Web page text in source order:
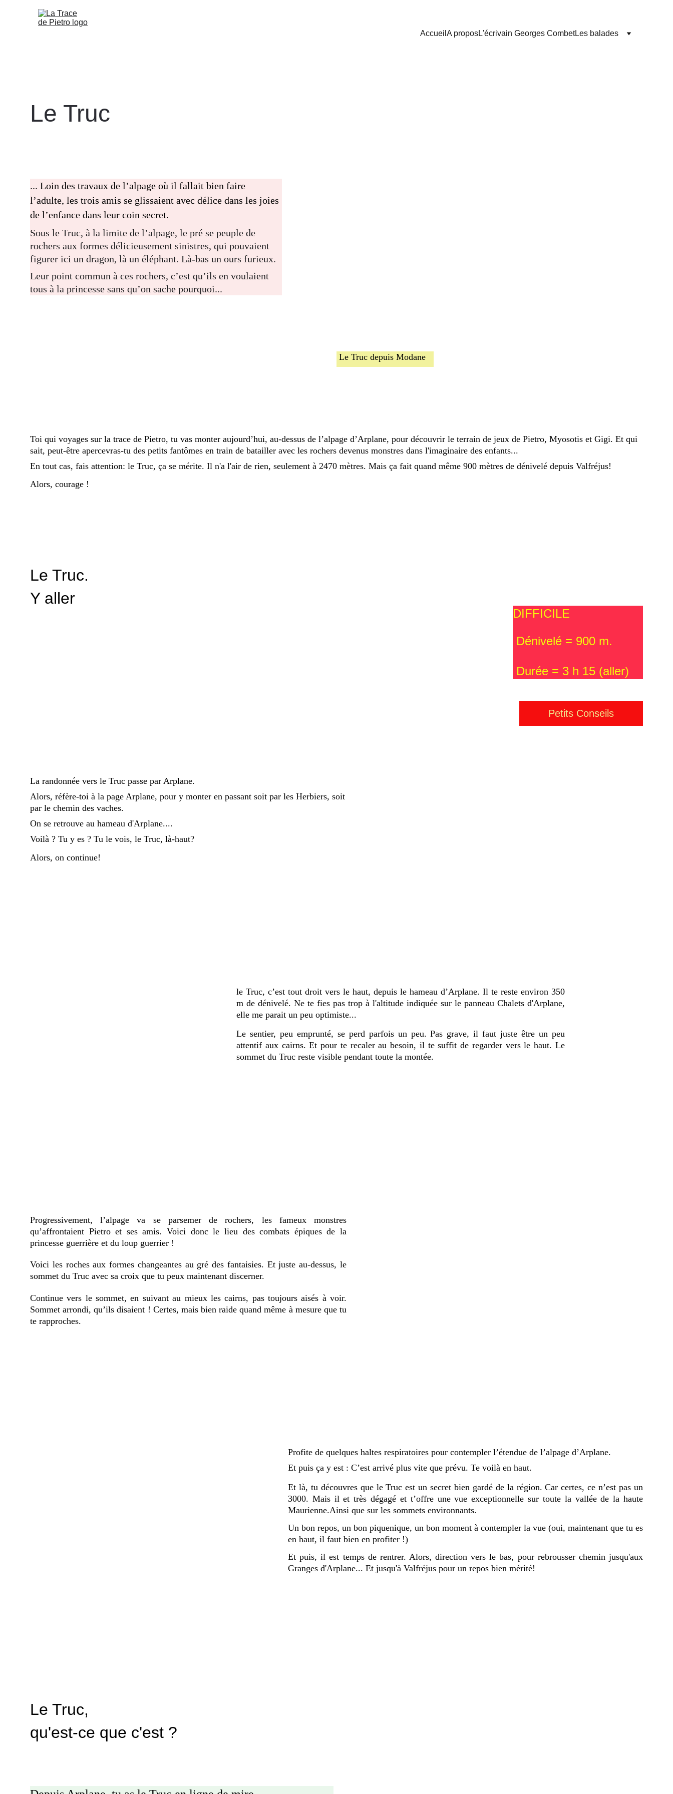
Accueil A proposL'écrivain Georges CombetLes balades
Le Truc
... Loin des travaux de l’alpage où il fallait bien faire
l’adulte, les trois amis se glissaient avec délice dans les joies
de l’enfance dans leur coin secret.
Sous le Truc, à la limite de l’alpage, le pré se peuple de
rochers aux formes délicieusement sinistres, qui pouvaient
figurer ici un dragon, là un éléphant. Là-bas un ours furieux.
Leur point commun à ces rochers, c’est qu’ils en voulaient
tous à la princesse sans qu’on sache pourquoi...
Toi qui voyages sur la trace de Pietro, tu vas monter aujourd’hui, au-dessus de l’alpage d’Arplane, pour découvrir le terrain de jeux de Pietro, Myosotis et Gigi. Et qui
sait, peut-être apercevras-tu des petits fantômes en train de batailler avec les rochers devenus monstres dans l'imaginaire des enfants...
En tout cas, fais attention: le Truc, ça se mérite. Il n'a l'air de rien, seulement à 2470 mètres. Mais ça fait quand même 900 mètres de dénivelé depuis Valfréjus!
Alors, courage !
Le Truc depuis Modane
Le Truc.
Y aller
DIFFICILE
Dénivelé = 900 m.
Durée = 3 h 15 (aller)
Petits Conseils
La randonnée vers le Truc passe par Arplane.
Alors, réfère-toi à la page Arplane, pour y monter en passant soit par les Herbiers, soit
par le chemin des vaches.
On se retrouve au hameau d'Arplane....
Voilà ? Tu y es ? Tu le vois, le Truc, là-haut?
Alors, on continue!
le Truc, c’est tout droit vers le haut, depuis le hameau d’Arplane. Il te reste environ 350
m de dénivelé. Ne te fies pas trop à l'altitude indiquée sur le panneau Chalets d'Arplane,
elle me parait un peu optimiste...
Le sentier, peu emprunté, se perd parfois un peu. Pas grave, il faut juste être un peu
attentif aux cairns. Et pour te recaler au besoin, il te suffit de regarder vers le haut. Le
sommet du Truc reste visible pendant toute la montée.
Progressivement, l’alpage va se parsemer de rochers, les fameux monstres
qu’affrontaient Pietro et ses amis. Voici donc le lieu des combats épiques de la
princesse guerrière et du loup guerrier !
Voici les roches aux formes changeantes au gré des fantaisies. Et juste au-dessus, le
sommet du Truc avec sa croix que tu peux maintenant discerner.
Continue vers le sommet, en suivant au mieux les cairns, pas toujours aisés à voir.
Sommet arrondi, qu’ils disaient ! Certes, mais bien raide quand même à mesure que tu
te rapproches.
Profite de quelques haltes respiratoires pour contempler l’étendue de l’alpage d’Arplane.
Et puis ça y est : C’est arrivé plus vite que prévu. Te voilà en haut.
Et là, tu découvres que le Truc est un secret bien gardé de la région. Car certes, ce n’est pas un
3000. Mais il et très dégagé et t’offre une vue exceptionnelle sur toute la vallée de la haute
Maurienne.Ainsi que sur les sommets environnants.
Un bon repos, un bon piquenique, un bon moment à contempler la vue (oui, maintenant que tu es
en haut, il faut bien en profiter !)
Et puis, il est temps de rentrer. Alors, direction vers le bas, pour rebrousser chemin jusqu'aux
Granges d'Arplane... Et jusqu'à Valfréjus pour un repos bien mérité!
Le Truc,
qu'est-ce que c'est ?